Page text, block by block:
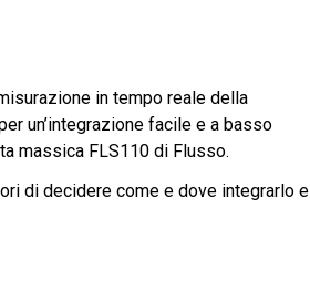
in tempo reale della
un’integrazione facile e a basso
massica FLS110 di Flusso.
di decidere come e dove integrarlo e